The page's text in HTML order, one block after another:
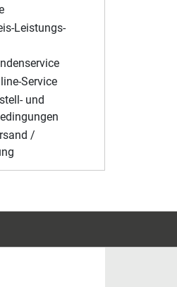
Leistungs-
Service
und
/